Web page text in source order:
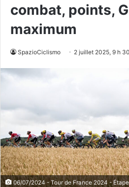
combat, points,
maximum
SpazioCiclismo 2 juillet 2025, 9 h 30
06/07/2024 - Tour de France 2024 -